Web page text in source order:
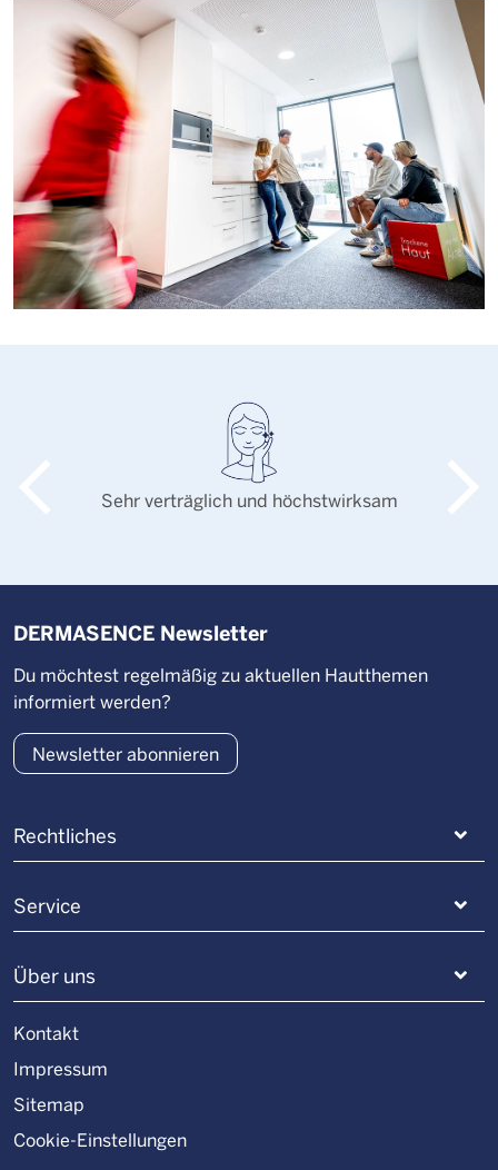
Sehr verträglich und höchstwirksam
Rechtliches
Service
Über uns
Kontakt
Impressum
Sitemap
Cookie-Einstellungen
DERMASENCE Newsletter
Du möchtest regelmäßig zu aktuellen Hautthemen
informiert werden?
Newsletter abonnieren